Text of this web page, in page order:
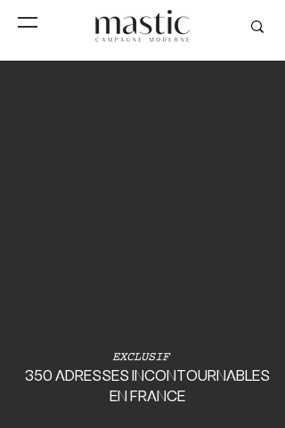
EXCLUSIF
350 ADRESSES INCONTOURNABLES
EN FRANCE